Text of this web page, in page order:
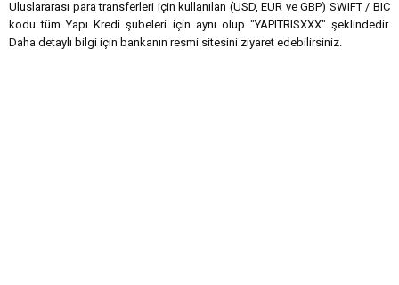
Uluslararası para transferleri için kullanılan (USD, EUR ve GBP) SWIFT / BIC
kodu tüm Yapı Kredi şubeleri için aynı olup "YAPITRISXXX" şeklindedir.
Daha detaylı bilgi için bankanın resmi sitesini ziyaret edebilirsiniz.